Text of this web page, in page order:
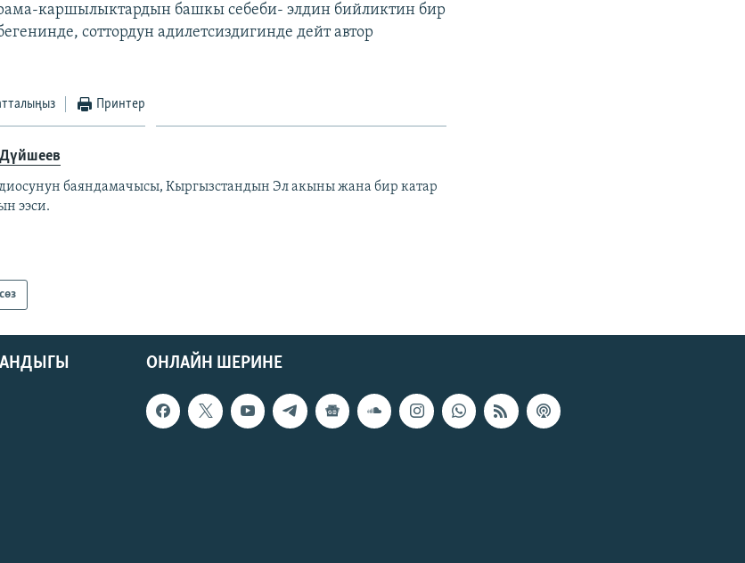
каршылыктардын башкы себеби- элдин бийликтин бир
соттордун адилетсиздигинде дейт автор
Принтер
баяндамачысы, Кыргызстандын Эл акыны жана бир катар
ээси.
ОНЛАЙН ШЕРИНЕ